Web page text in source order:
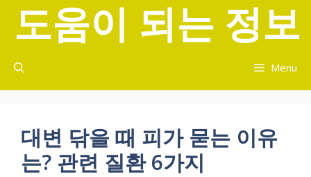
너
도움이 되는 정보
Menu
대변 닦을 때 피가 묻는 이유
는? 관련 질환 6가지